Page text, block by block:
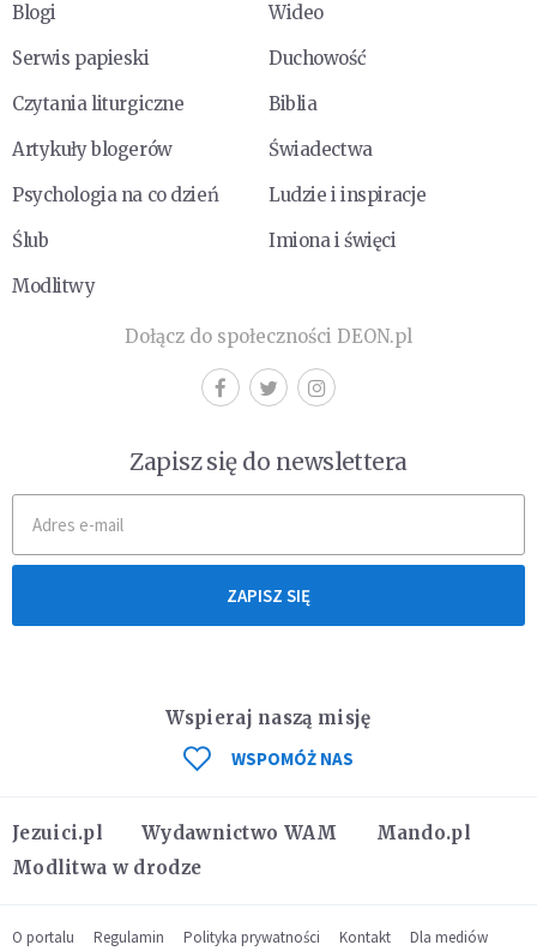
Blogi
Wideo
Serwis papieski
Duchowość
Czytania liturgiczne
Biblia
Artykuły blogerów
Świadectwa
Psychologia na co dzień
Ludzie i inspiracje
Ślub
Imiona i święci
Modlitwy
Dołącz do społeczności DEON.pl
Zapisz się do newslettera
ZAPISZ SIĘ
Jezuici.pl Wydawnictwo WAM
Mando.pl
Modlitwa w drodze
Wspieraj naszą misję
WSPOMÓŻ NAS
O portalu Regulamin Polityka prywatności Kontakt Dla mediów